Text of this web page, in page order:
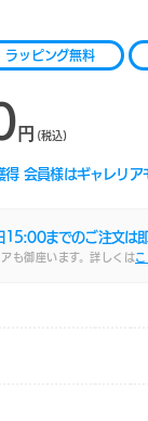
ラッピング無料
円 (税込)
得 会員様はギャレリア
15:00までのご注文は
も御座います。詳しくはこ